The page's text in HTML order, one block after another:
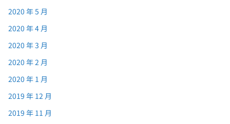
2020 年 5 月
2020 年 4 月
2020 年 3 月
2020 年 2 月
2020 年 1 月
2019 年 12 月
2019 年 11 月